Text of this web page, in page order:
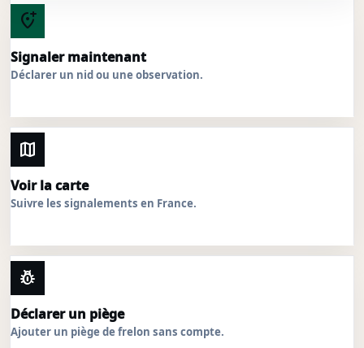
add_location_alt
Signaler maintenant
Déclarer un nid ou une observation.
map
Voir la carte
Suivre les signalements en France.
pest_control
Déclarer un piège
Ajouter un piège de frelon sans compte.